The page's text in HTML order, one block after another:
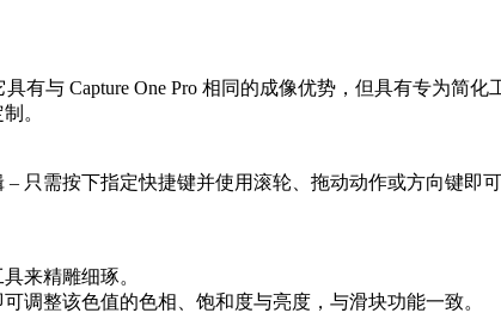
有与 Capture One Pro 相同的成像优势，但具有专为简
。
只需按下指定快捷键并使用滚轮、拖动动作或方向键即
来精雕细琢。
调整该色值的色相、饱和度与亮度，与滑块功能一致。